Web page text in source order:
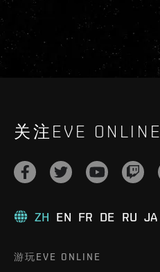
关注EVE ONLINE
ZH EN FR DE RU JA
游玩EVE ONLINE